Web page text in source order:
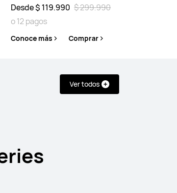
Desde $ 119.990 $ 299.990
o 12 pagos
Conoce más Comprar
Ver todos
Series